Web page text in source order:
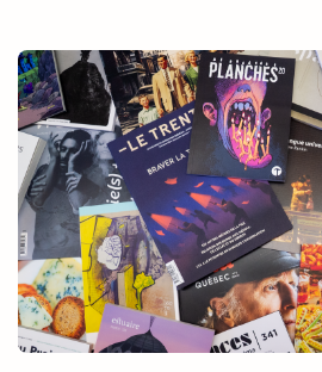
traversée intemporelle. Borduas
résonne encore.